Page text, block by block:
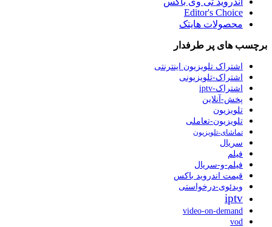
Editor's Choice
محصولات هایتک
برچسب های پر طرفدار
اشتراک تلویزیون اینترنتی
اشتراک-تلویزیونی
اشتراک-iptv
پخش-آنلاین
تلویزیون
تلویزیون-تعاملی
تماشای-تلویزیون
سریال
فیلم
فیلم-و-سریال
قیمت اندروید باکس
ویدئوی-درخواستی
iptv
video-on-demand
vod